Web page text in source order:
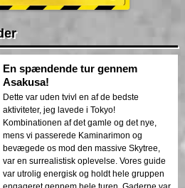
En spændende tur gennem
Asakusa!
Dette var uden tvivl en af de bedste
aktiviteter, jeg lavede i Tokyo!
Kombinationen af det gamle og det nye,
mens vi passerede Kaminarimon og
bevægede os mod den massive Skytree,
var en surrealistisk oplevelse. Vores guide
var utrolig energisk og holdt hele gruppen